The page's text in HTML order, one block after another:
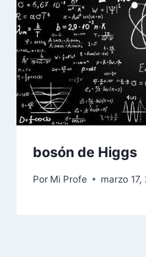
bosón de Higgs
Por Mi Profe marzo 17,